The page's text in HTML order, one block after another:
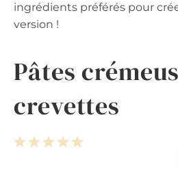
ingrédients préférés pour
version !
Pâtes
crevettes
5
4
3
2
1